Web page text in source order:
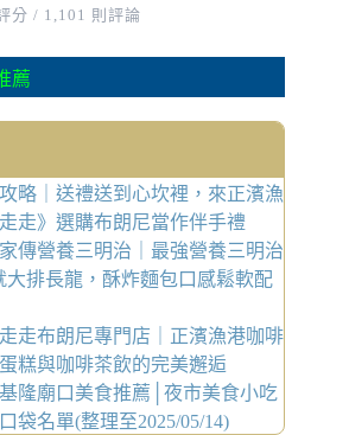
分 / 1,101 則評論
薦
略｜送禮送到心坎裡，來正濱漁
走》選購布朗尼當作伴手禮
傳營養三明治｜最強營養三明治
大排長龍，酥炸麵包口感鬆軟配
走布朗尼專門店｜正濱漁港咖啡
糕與咖啡茶飲的完美邂逅
基隆廟口美食推薦│夜市美食小吃
袋名單(整理至2025/05/14)